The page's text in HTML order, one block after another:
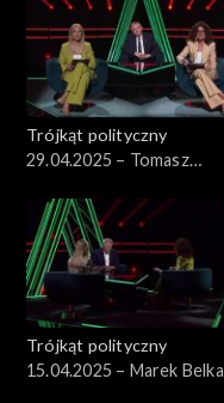
Trójkąt polityczny
29.04.2025 – Tomasz
Trójkąt polityczny
15.04.2025 – Marek Belka